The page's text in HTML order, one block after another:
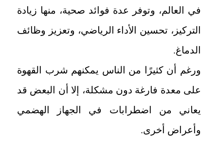
في العالم، وتوفر عدة فوائد صحية، منها زيادة
التركيز، تحسين الأداء الرياضي، وتعزيز وظائف
الدماغ.
ورغم أن كثيرًا من الناس يمكنهم شرب القهوة
على معدة فارغة دون مشكلة، إلا أن البعض قد
يعاني من اضطرابات في الجهاز الهضمي
وأعراض أخرى.